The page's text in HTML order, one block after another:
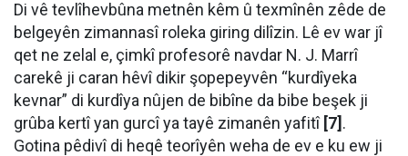
Di vê tevlîhevbûna metnên kêm û texmînên zêde de
belgeyên zimannasî roleka giring dilîzin. Lê ev war jî
qet ne zelal e, çimkî profesorê navdar N. J. Marrî
carekê ji caran hêvî dikir şopepeyvên “kurdîyeka
kevnar” di kurdîya nûjen de bibîne da bibe beşek ji
grûba kertî yan gurcî ya tayê zimanên yafitî [7] .
Gotina pêdivî di heqê teorîyên weha de ev e ku ew ji